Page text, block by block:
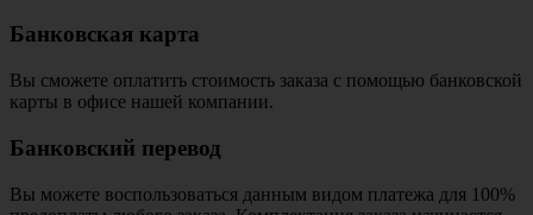
Банковская карта
Вы сможете оплатить стоимость заказа с помощью банковской
карты в офисе нашей компании.
Банковский перевод
Вы можете воспользоваться данным видом платежа для 100%